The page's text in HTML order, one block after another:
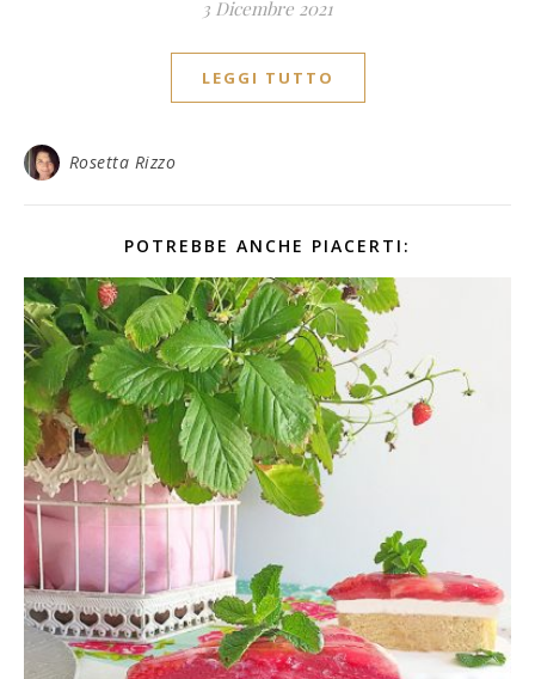
3 Dicembre 2021
LEGGI TUTTO
Rosetta Rizzo
POTREBBE ANCHE PIACERTI: